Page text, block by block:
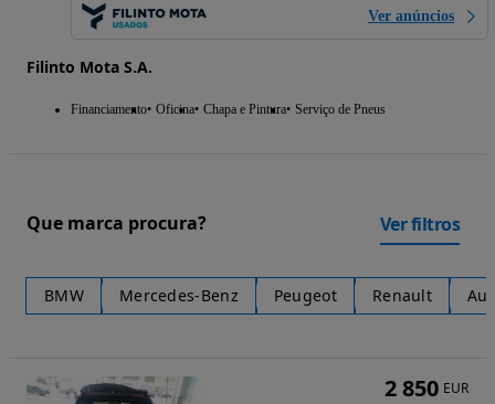
Ver anúncios
Filinto Mota S.A.
Financiamento Oficina Chapa e Pintura Serviço de Pneus
Que marca procura? Ver filtros
BMW Mercedes-Benz Peugeot Renault
2 850 EUR